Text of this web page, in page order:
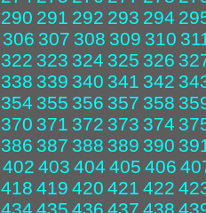
290 291 292 293 294
306 307 308 309 310
322 323 324 325 326
338 339 340 341 342
354 355 356 357 358
370 371 372 373 374
386 387 388 389 390
402 403 404 405 406
418 419 420 421 422